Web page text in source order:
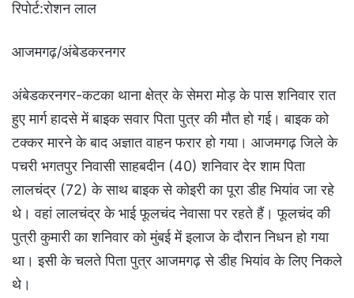
रिपोर्ट:रोशन लाल
आजमगढ़/अंबेडकरनगर
अंबेडकरनगर-कटका थाना क्षेत्र के सेमरा मोड़ के पास शनिवार रात
हुए मार्ग हादसे में बाइक सवार पिता पुत्र की मौत हो गई। बाइक को
टक्कर मारने के बाद अज्ञात वाहन फरार हो गया। आजमगढ़ जिले के
पचरी भगतपुर निवासी साहबदीन (40) शनिवार देर शाम पिता
लालचंद्र (72) के साथ बाइक से कोइरी का पूरा डीह भियांव जा रहे
थे। वहां लालचंद्र के भाई फूलचंद नेवासा पर रहते हैं। फूलचंद की
पुत्री कुमारी का शनिवार को मुंबई में इलाज के दौरान निधन हो गया
था। इसी के चलते पिता पुत्र आजमगढ़ से डीह भियांव के लिए निकले
थे।